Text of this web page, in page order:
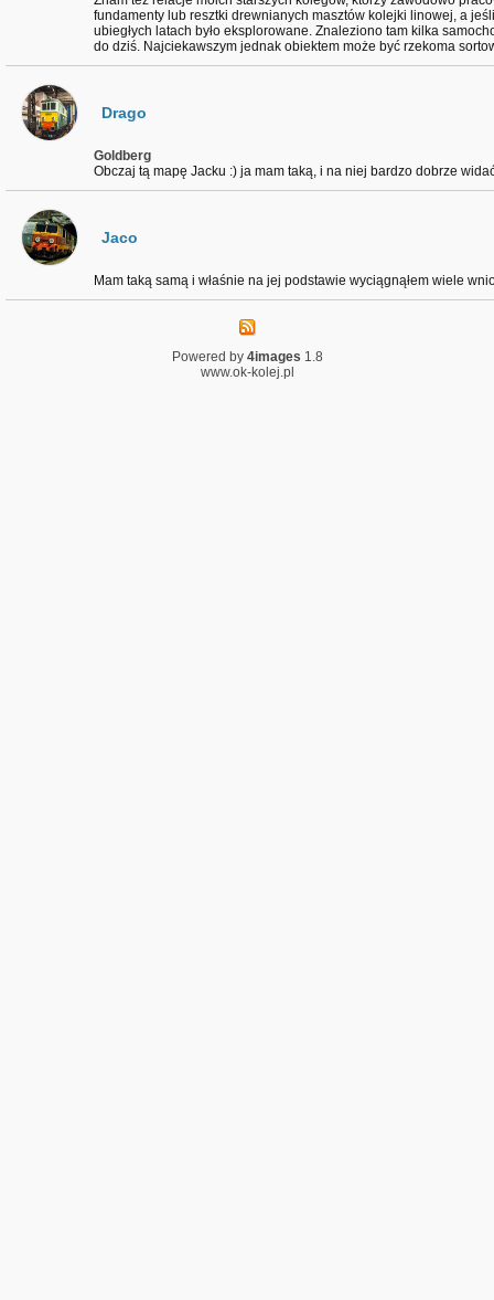
fundamenty lub resztki drewnianych masztów kolejki linowej, a
ubiegłych latach było eksplorowane. Znaleziono tam kilka
do dziś. Najciekawszym jednak obiektem może być rzekoma
Drago
Goldberg
Obczaj tą mapę Jacku :) ja mam taką, i na niej bardzo dobrze
Jaco
Mam taką samą i właśnie na jej podstawie wyciągnąłem wiele
Powered by 4images 1.8
www.ok-kolej.pl